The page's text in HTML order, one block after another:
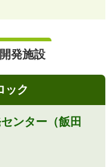
発施設
ック
ンター（飯田